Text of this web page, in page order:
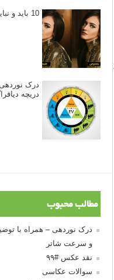
10 باید و نباید در روتوش عکس ها
دریچه
مطالب محبوب
و سرعت شاتر
نقد عکس #۹۹
سوالات عکاسی